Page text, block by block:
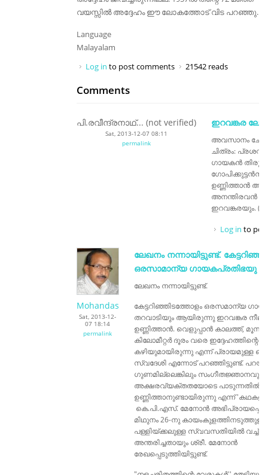
വയസ്സിൽ അദ്ദേഹം ഈ ലോകത്തോട്‌ വിട പറഞ്ഞു.
Language
Malayalam
Log in to post comments 21542 reads
Comments
പി.രവീന്ദ്രനാഥ്... (not verified)
Sat, 2013-12-07 08:11
permalink
ഇറവങ്കര
അവസാനം
ചിത്രം:
ഗായകൻ
ഉണ്ണിത്താൻ
അനന്തിരവൻ
ഇറവങ്കരയും.
Log in to
Mohandas
Sat, 2013-12-
07 18:14
permalink
ലേഖനം നന്നായിട്ടുണ്ട്.
ഒരസാമാന്യ ഗായകപ്രതിഭയു
ലേഖനം നന്നായിട്ടുണ്ട്.
കേട്ടറിഞ്ഞിടത്തോളം ഒരസമാന്യ
തറവാടിയും ആയിരുന്നു ഇറവങ്കര
ഉണ്ണിത്താൻ. വെളുപ്പാൻ കാലത്ത്, മൂന്നു
കിലോമീറ്റർ ദൂരം വരെ ഇദ്ദേഹത്തിന്റെ
കഴിയുമായിരുന്നു എന്ന് പ്രായമുള്ള
സ്വദേശി എന്നോട് പറഞ്ഞിട്ടുണ്ട്.
ഗുണമില്ലെങ്കിലും സംഗീതജ്ഞാനവും
അക്ഷരവ്യക്തതയോടെ പാടുന്നതിൽ
ഉണ്ണിത്താനുണ്ടായിരുന്നു എന്ന്
കെ.പി.എസ്. മേനോൻ
മിഥുനം 26-നു കായംകുളത്തിനടുത്തുള്ള
പള്ളിയ്ക്കലുള്ള സ്വവസതിയിൽ വച്ച്
അന്തരിച്ചതായും ശ്രീ. മേനോൻ
രേഖപ്പെടുത്തിയിട്ടുണ്ട്.